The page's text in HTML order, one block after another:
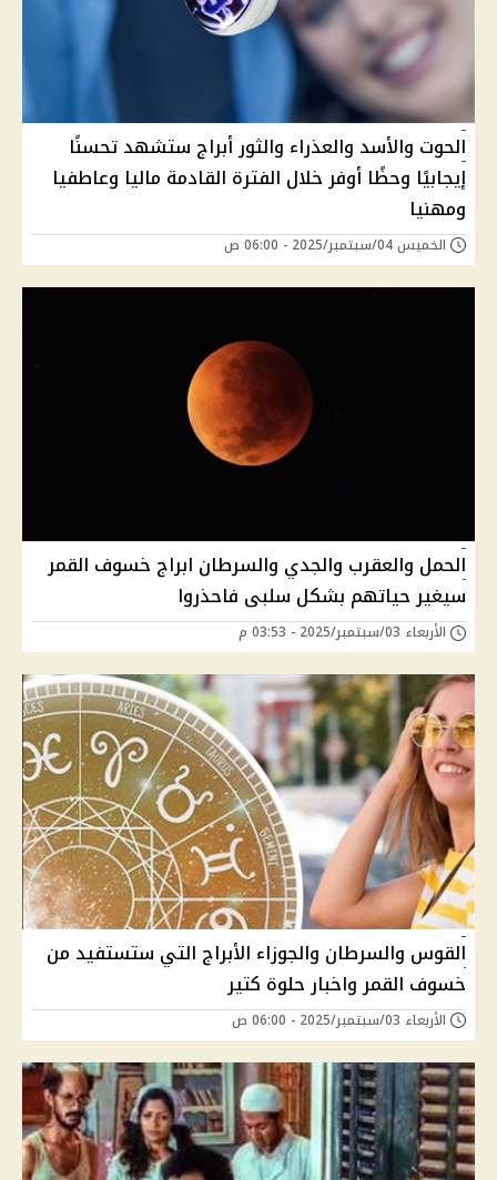
الحوت والأسد والعذراء والثور أبراج ستشهد تحسنًا
إيجابيًا وحظًا أوفر خلال الفترة القادمة ماليا وعاطفيا
ومهنيا
الخميس 04/سبتمبر/2025 - 06:00 ص
الحمل والعقرب والجدي والسرطان ابراج خسوف القمر
سيغير حياتهم بشكل سلبى فاحذروا
الأربعاء 03/سبتمبر/2025 - 03:53 م
القوس والسرطان والجوزاء الأبراج التي ستستفيد من
خسوف القمر واخبار حلوة كتير
الأربعاء 03/سبتمبر/2025 - 06:00 ص